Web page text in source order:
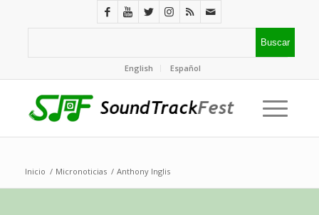
English Español
Inicio / Micronoticias / Anthony Inglis